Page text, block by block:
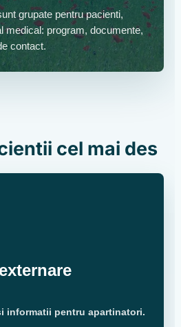
grupate pentru pacienti,
medical: program, documente,
contact.
cel mai des
informatii pentru apartinatori.